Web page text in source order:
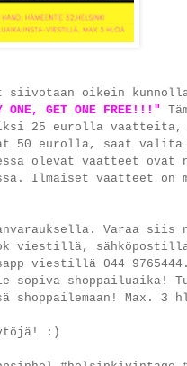
siivotaan oikein
ONE, GET ONE FREE!!!"
25 eurolla vaatteita,
50 eurolla, saat valita
olevat vaatteet ovat
Ilmaiset vaatteet on
Varaa siis
viestillä,
viestillä 044
sopiva shoppailuaika!
shoppailemaan! Max. 3
:)